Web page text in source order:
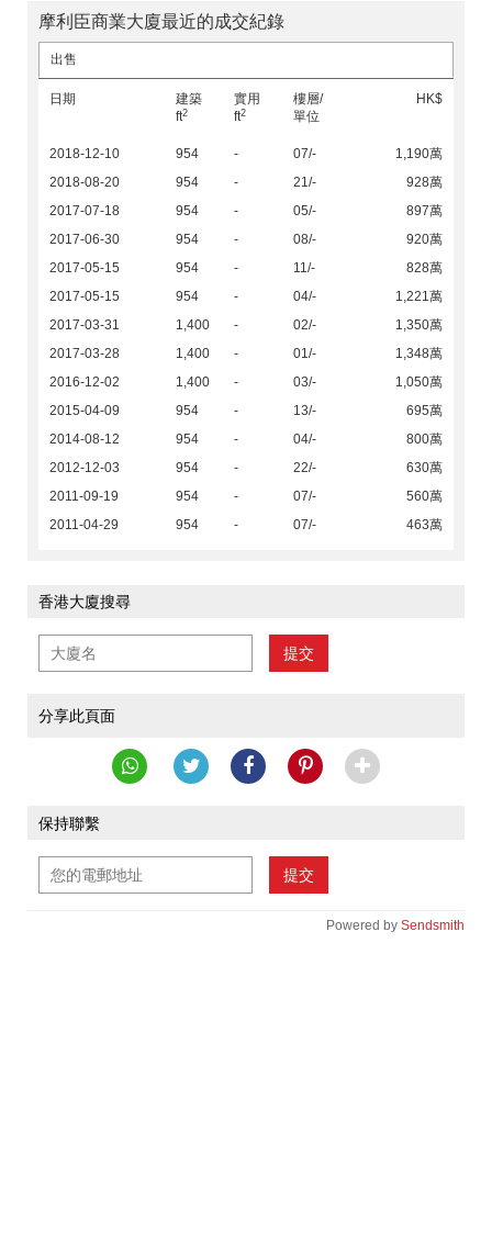
摩利臣商業大廈最近的成交紀錄
出售
日期
建築
ft2
實用
ft2
樓層/
單位
HK$
2018-12-10 954 - 07/-
1,190萬
2018-08-20
954 - 21/-
928萬
2017-07-18
954 - 05/-
897萬
2017-06-30
954 - 08/-
920萬
2017-05-15
954 - 11/-
828萬
2017-05-15
954 - 04/-
1,221萬
2017-03-31
1,400 - 02/-
1,350萬
2017-03-28
1,400 - 01/-
1,348萬
2016-12-02
1,400 - 03/-
1,050萬
2015-04-09
954 - 13/-
695萬
2014-08-12
954 - 04/-
800萬
2012-12-03
954 - 22/-
630萬
2011-09-19
954 - 07/-
560萬
2011-04-29
954 - 07/- 463萬
香港大廈搜尋
提交
分享此頁面
保持聯繫
提交
Powered by Sendsmith